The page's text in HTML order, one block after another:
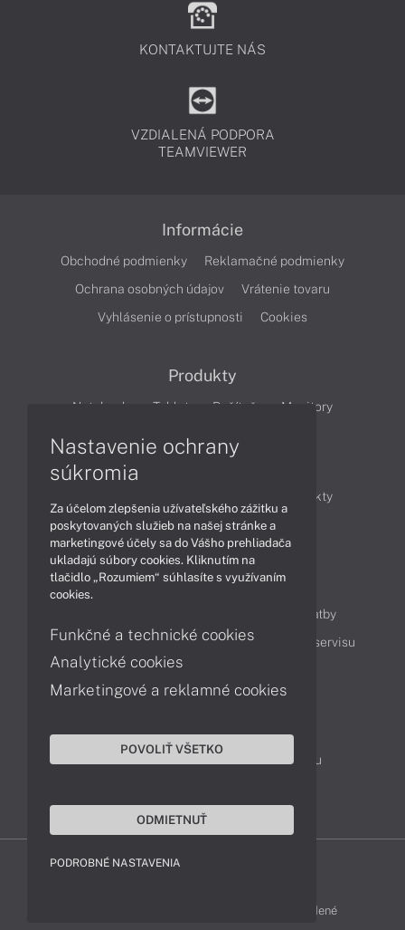
KONTAKTUJTE NÁS
VZDIALENÁ PODPORA
TEAMVIEWER
Informácie
Obchodné podmienky
Reklamačné podmienky
Ochrana osobných údajov
Vrátenie tovaru
Vyhlásenie o prístupnosti
Cookies
Produkty
Notebooky Tablety Počítače Monitory
Produkty
Technológie
Videá
Obsah
Možnosti doručenia a platby
Podpora a servis
Servisné služby Cenník servisu
Kontakty
043 4224 771
Obchodné oddelenie
Reklamácia tovaru
ACER-SHOP © 2011 - 2026 Všetky práva vyhradené
Nastavenie ochrany
súkromia
Za účelom zlepšenia užívateľského zážitku a
poskytovaných služieb na našej stránke a
marketingové účely sa do Vášho prehliadača
ukladajú súbory cookies. Kliknutím na
tlačidlo „Rozumiem“ súhlasíte s využívaním
cookies.
Funkčné a technické cookies
Analytické cookies
Marketingové a reklamné cookies
POVOLIŤ VŠETKO
ODMIETNUŤ
PODROBNÉ NASTAVENIA